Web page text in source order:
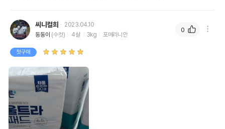
씨니컬희
2023.04.10
동동이 (수컷) 4살 3kg 포메라니안
첫구매
0